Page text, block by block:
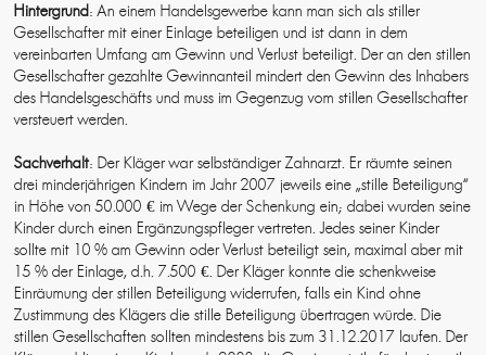
Hintergrund: An einem Handelsgewerbe kann man sich als stiller
Gesellschafter mit einer Einlage beteiligen und ist dann in dem
vereinbarten Umfang am Gewinn und Verlust beteiligt. Der an den stillen
Gesellschafter gezahlte Gewinnanteil mindert den Gewinn des Inhabers
des Handelsgeschäfts und muss im Gegenzug vom stillen Gesellschafter
versteuert werden.
Sachverhalt: Der Kläger war selbständiger Zahnarzt. Er räumte seinen
drei minderjährigen Kindern im Jahr 2007 jeweils eine „stille Beteiligung“
in Höhe von 50.000 € im Wege der Schenkung ein; dabei wurden seine
Kinder durch einen Ergänzungspfleger vertreten. Jedes seiner Kinder
sollte mit 10 % am Gewinn oder Verlust beteiligt sein, maximal aber mit
15 % der Einlage, d.h. 7.500 €. Der Kläger konnte die schenkweise
Einräumung der stillen Beteiligung widerrufen, falls ein Kind ohne
Zustimmung des Klägers die stille Beteiligung übertragen würde. Die
stillen Gesellschaften sollten mindestens bis zum 31.12.2017 laufen. Der